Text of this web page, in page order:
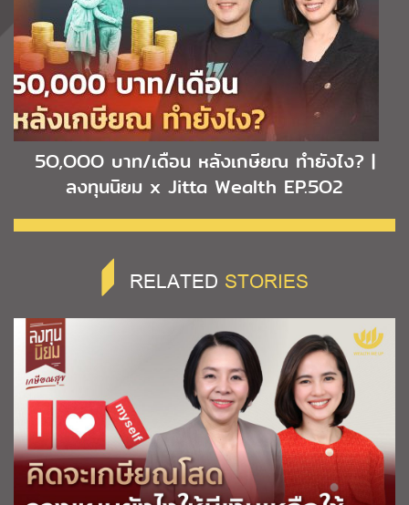
5O,OOO บาท/เดือน หลังเกษียณ ทำยังไง? |
ลงทุนนิยม x Jitta Wealth EP.5O2
RELATED STORIES